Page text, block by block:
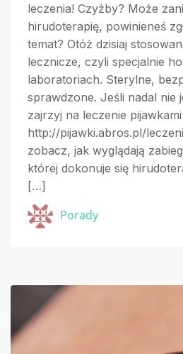
leczenia! Czyżby? Może
hirudoterapię, powinieneś
temat? Otóż dzisiaj
lecznicze, czyli specjalnie
laboratoriach. Sterylne,
sprawdzone. Jeśli nadal nie
zajrzyj na leczenie pijawkami
http://pijawki.abros.pl/
zobacz, jak wyglądają
której dokonuje się
[…]
Porady